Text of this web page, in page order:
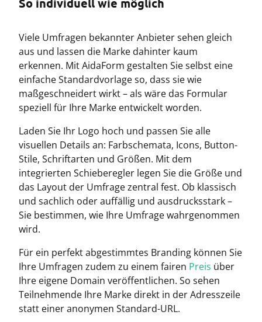
Viele Umfragen bekannter Anbieter sehen gleich
aus und lassen die Marke dahinter kaum
erkennen. Mit AidaForm gestalten Sie selbst eine
einfache Standardvorlage so, dass sie wie
maßgeschneidert wirkt – als wäre das Formular
speziell für Ihre Marke entwickelt worden.
Laden Sie Ihr Logo hoch und passen Sie alle
visuellen Details an: Farbschemata, Icons, Button-
Stile, Schriftarten und Größen. Mit dem
integrierten Schieberegler legen Sie die Größe und
das Layout der Umfrage zentral fest. Ob klassisch
und sachlich oder auffällig und ausdrucksstark –
Sie bestimmen, wie Ihre Umfrage wahrgenommen
wird.
Für ein perfekt abgestimmtes Branding können Sie
Ihre Umfragen zudem zu einem fairen Preis über
Ihre eigene Domain veröffentlichen. So sehen
Teilnehmende Ihre Marke direkt in der Adresszeile
statt einer anonymen Standard-URL.